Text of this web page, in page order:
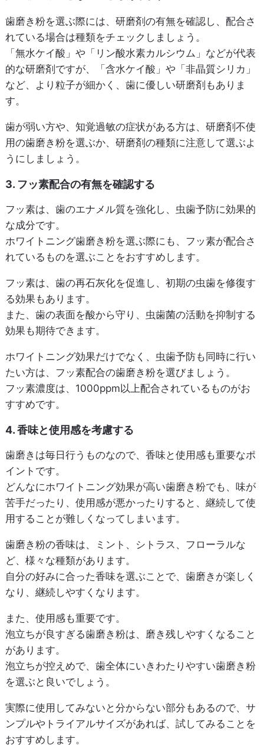
歯磨き粉を選ぶ際には、研磨剤の有無を確認し、配合さ
れている場合は種類をチェックしましょう。
「無水ケイ酸」や「リン酸水素カルシウム」などが代表
的な研磨剤ですが、「含水ケイ酸」や「非晶質シリカ」
など、より粒子が細かく、歯に優しい研磨剤もありま
す。
歯が弱い方や、知覚過敏の症状がある方は、研磨剤不使
用の歯磨き粉を選ぶか、研磨剤の種類に注意して選ぶよ
うにしましょう。
3. フッ素配合の有無を確認する
フッ素は、歯のエナメル質を強化し、虫歯予防に効果的
な成分です。
ホワイトニング歯磨き粉を選ぶ際にも、フッ素が配合さ
れているものを選ぶことをおすすめします。
フッ素は、歯の再石灰化を促進し、初期の虫歯を修復す
る効果もあります。
また、歯の表面を酸から守り、虫歯菌の活動を抑制する
効果も期待できます。
ホワイトニング効果だけでなく、虫歯予防も同時に行い
たい方は、フッ素配合の歯磨き粉を選びましょう。
フッ素濃度は、1000ppm以上配合されているものがお
すすめです。
4. 香味と使用感を考慮する
歯磨きは毎日行うものなので、香味と使用感も重要なポ
イントです。
どんなにホワイトニング効果が高い歯磨き粉でも、味が
苦手だったり、使用感が悪かったりすると、継続して使
用することが難しくなってしまいます。
歯磨き粉の香味は、ミント、シトラス、フローラルな
ど、様々な種類があります。
自分の好みに合った香味を選ぶことで、歯磨きが楽しく
なり、継続しやすくなります。
また、使用感も重要です。
泡立ちが良すぎる歯磨き粉は、磨き残しやすくなること
があります。
泡立ちが控えめで、歯全体にいきわたりやすい歯磨き粉
を選ぶと良いでしょう。
実際に使用してみないと分からない部分もあるので、サ
ンプルやトライアルサイズがあれば、試してみることを
おすすめします。